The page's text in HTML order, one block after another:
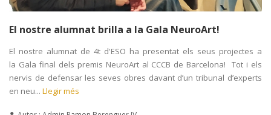
El nostre alumnat brilla a la Gala NeuroArt!
El nostre alumnat de 4t d'ESO ha presentat els seus projectes a
la Gala final dels premis NeuroArt al CCCB de Barcelona! Tot i els
nervis de defensar les seves obres davant d’un tribunal d’experts
en neu... Llegir més